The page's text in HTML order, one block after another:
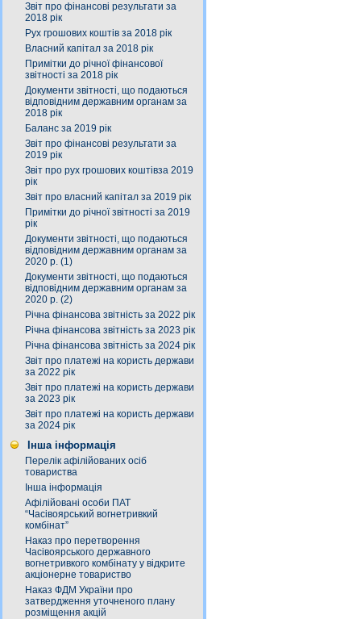
Звіт про фінансові результати за
2018 рік
Рух грошових коштів за 2018 рік
Власний капітал за 2018 рік
Примітки до річної фінансової
звітності за 2018 рік
Документи звітності, що подаються
відповідним державним органам за
2018 рік
Баланс за 2019 рік
Звіт про фінансові результати за
2019 рік
Звіт про рух грошових коштівза 2019
рік
Звіт про власний капітал за 2019 рік
Примітки до річної звітності за 2019
рік
Документи звітності, що подаються
відповідним державним органам за
2020 р. (1)
Документи звітності, що подаються
відповідним державним органам за
2020 р. (2)
Річна фінансова звітність за 2022 рік
Річна фінансова звітність за 2023 рік
Річна фінансова звітність за 2024 рік
Звіт про платежі на користь держави
за 2022 рік
Звіт про платежі на користь держави
за 2023 рік
Звіт про платежі на користь держави
за 2024 рік
Інша інформація
Перелік афілійованих осіб
товариства
Інша інформація
Афілійовані особи ПАТ
“Часівоярський вогнетривкий
комбінат”
Наказ про перетворення
Часівоярського державного
вогнетривкого комбінату у відкрите
акціонерне товариство
Наказ ФДМ України про
затвердження уточненого плану
розміщення акцій